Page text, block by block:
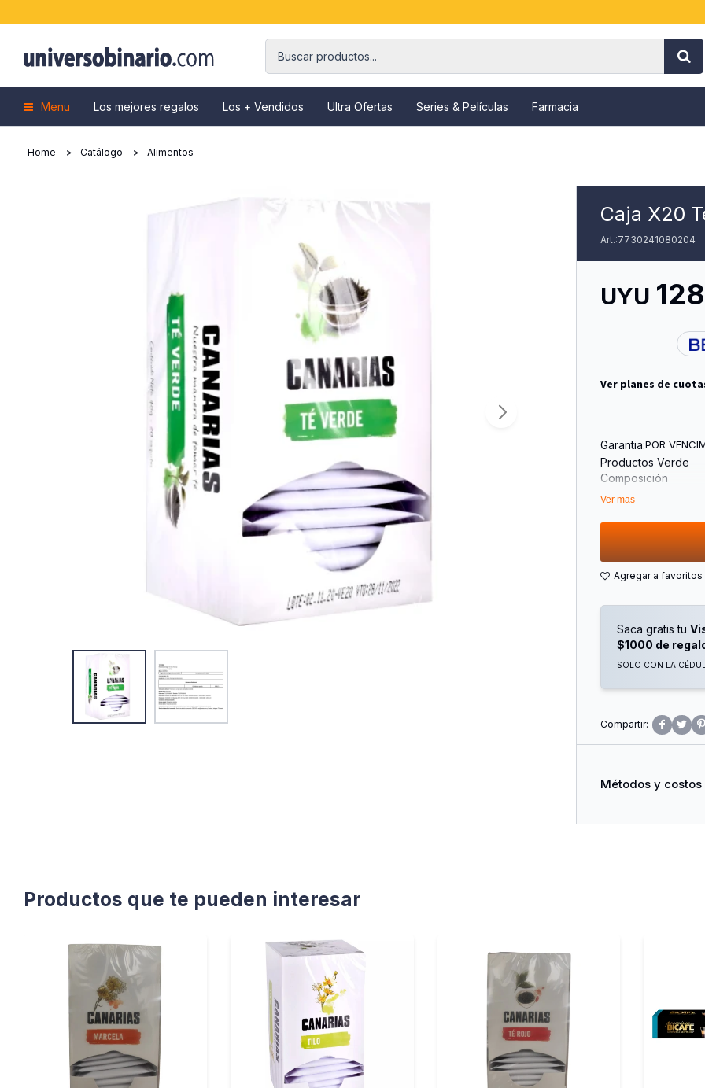
Menu Los mejores regalos Los + Vendidos Ultra Ofertas Series & Películas Farmacia
Home Catálogo Alimentos
Caja X20
7730241080204
UYU 128
Ver planes de
Garantia:POR
Productos Verde
Composición
La Camellia
Oleosas y Flores
Durante su
A Diferencia del
Realiza la Fijación
Detener el
Fijación
las 50 Hierbas
Producto 100%
Origen
Todo el Mundo,
El Alto Contenido
Ver mas
Saca gratis tu
$1000 de
SOLO CON LA
  
Métodos y
Productos que te pueden interesar